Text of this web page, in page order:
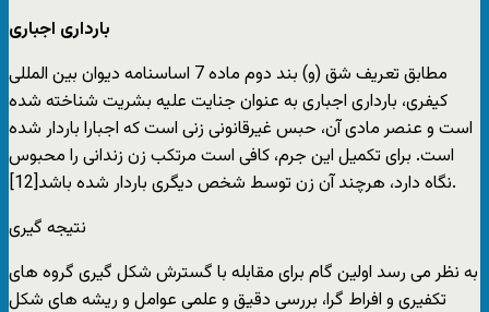
بارداری اجباری
مطابق تعریف شق (و) بند دوم ماده 7 اساسنامه دیوان بین المللی
کیفری، بارداری اجباری به عنوان جنایت علیه بشریت شناخته شده
است و عنصر مادی آن، حبس غیرقانونی زنی است که اجبارا باردار شده
است. برای تکمیل این جرم، کافی است مرتکب زن زندانی را محبوس
نگاه دارد، هرچند آن زن توسط شخص دیگری باردار شده باشد[12].
نتیجه گیری
به نظر می رسد اولین گام برای مقابله با گسترش شکل گیری گروه های
تکفیری و افراط گرا، بررسی دقیق و علمی عوامل و ریشه های شکل